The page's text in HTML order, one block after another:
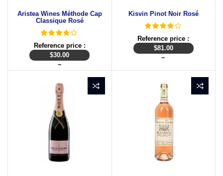
Aristea Wines Méthode Cap
Classique Rosé
Reference price :
$30.00
~
Kisvin Pinot Noir Rosé
Reference price :
$81.00
~